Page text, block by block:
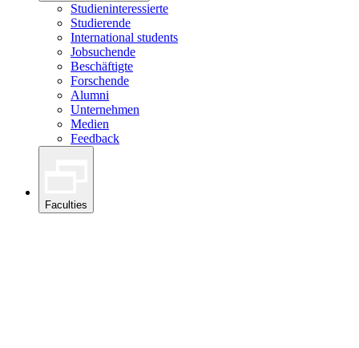
Studieninteressierte
Studierende
International students
Jobsuchende
Beschäftigte
Forschende
Alumni
Unternehmen
Medien
Feedback
Faculties